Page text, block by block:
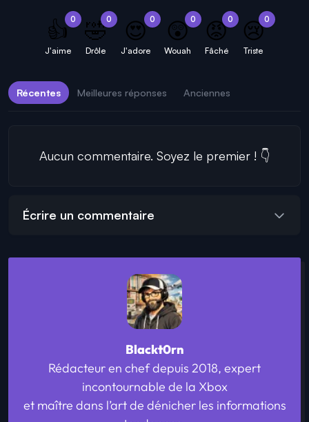
0
👍
J'aime
0
🤣
Drôle
0
😍
J'adore
0
😲
Wouah
0
😡
Fâché
0
😢
Triste
Récentes Meilleures réponses Anciennes
Aucun commentaire. Soyez le premier ! 👇
Écrire un commentaire
Blackt0rn
Rédacteur en chef depuis 2018, expert
incontournable de la Xbox
et maître dans l’art de dénicher les informations